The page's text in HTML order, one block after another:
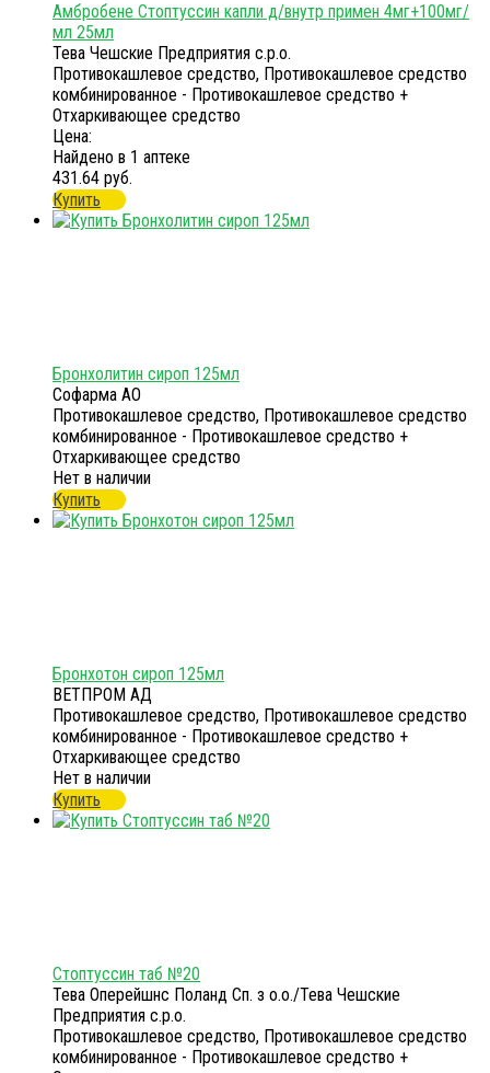
Амбробене Стоптуссин капли д/внутр примен 4мг+100мг/
мл 25мл
Тева Чешские Предприятия с.р.о.
Противокашлевое средство, Противокашлевое средство
комбинированное - Противокашлевое средство +
Отхаркивающее средство
Цена:
Найдено в 1 аптеке
431.64 руб.
Купить
Бронхолитин сироп 125мл
Софарма АО
Противокашлевое средство, Противокашлевое средство
комбинированное - Противокашлевое средство +
Отхаркивающее средство
Нет в наличии
Купить
Бронхотон сироп 125мл
ВЕТПРОМ АД
Противокашлевое средство, Противокашлевое средство
комбинированное - Противокашлевое средство +
Отхаркивающее средство
Нет в наличии
Купить
Стоптуссин таб №20
Тева Оперейшнс Поланд Сп. з о.о./Тева Чешские
Предприятия с.р.о.
Противокашлевое средство, Противокашлевое средство
комбинированное - Противокашлевое средство +